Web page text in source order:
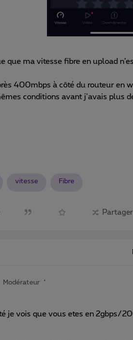
que ma vitesse fibre en upload
400mbps à côté du routeur en
conditions avant j’avais plus
vitesse Fibre
Partager
Modérateur
je vois que vous etes en 2gbps/